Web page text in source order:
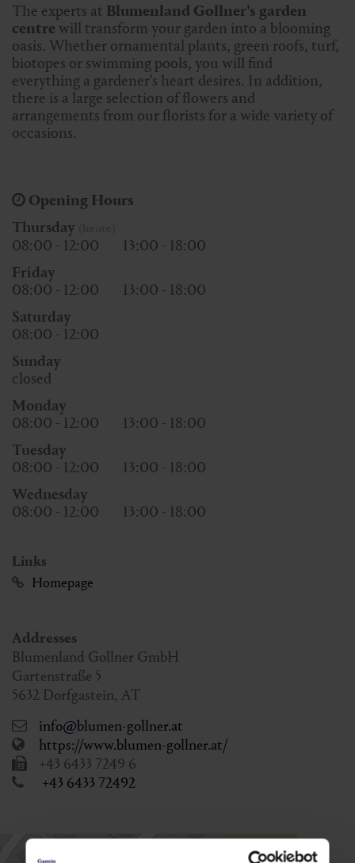
The experts at Blumenland Gollner's garden
centre will transform your garden into a blooming
oasis. Whether ornamental plants, green roofs, turf,
biotopes or swimming pools, you will find
everything a gardener's heart desires. In addition,
there is a large selection of flowers and
arrangements from our florists for a wide variety of
occasions.
Opening Hours
Thursday
08:00 - 12:00
13:00 - 18:00
Friday
08:00 - 12:00
13:00 - 18:00
Saturday
08:00 - 12:00
Sunday
closed
Monday
08:00 - 12:00
13:00 - 18:00
Tuesday
08:00 - 12:00
13:00 - 18:00
Wednesday
08:00 - 12:00
13:00 - 18:00
Links
Homepage
Addresses
Blumenland Gollner GmbH
Gartenstraße 5
5632 Dorfgastein, AT
info@blumen-gollner.at
https://www.blumen-gollner.at/
+43 6433 7249 6
+43 6433 72492